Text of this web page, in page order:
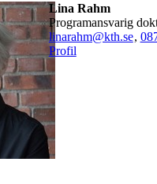
Lina Rahm
Programansvarig
linarahm@kth.se,
Profil